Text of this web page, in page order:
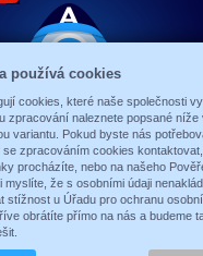
ALARM ABSOLON, spol.
používá cookies
cookies, které naše společnosti
zpracování naleznete popsané níže
variantu. Pokud byste nás
zpracováním cookies
procházíte, nebo na našeho
myslíte, že s osobními údaji
stížnost u Úřadu pro ochranu
obrátíte přímo na nás a budeme